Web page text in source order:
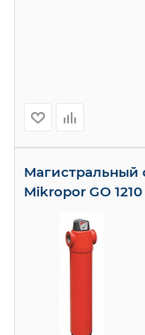
Магистральный
Mikropor GO